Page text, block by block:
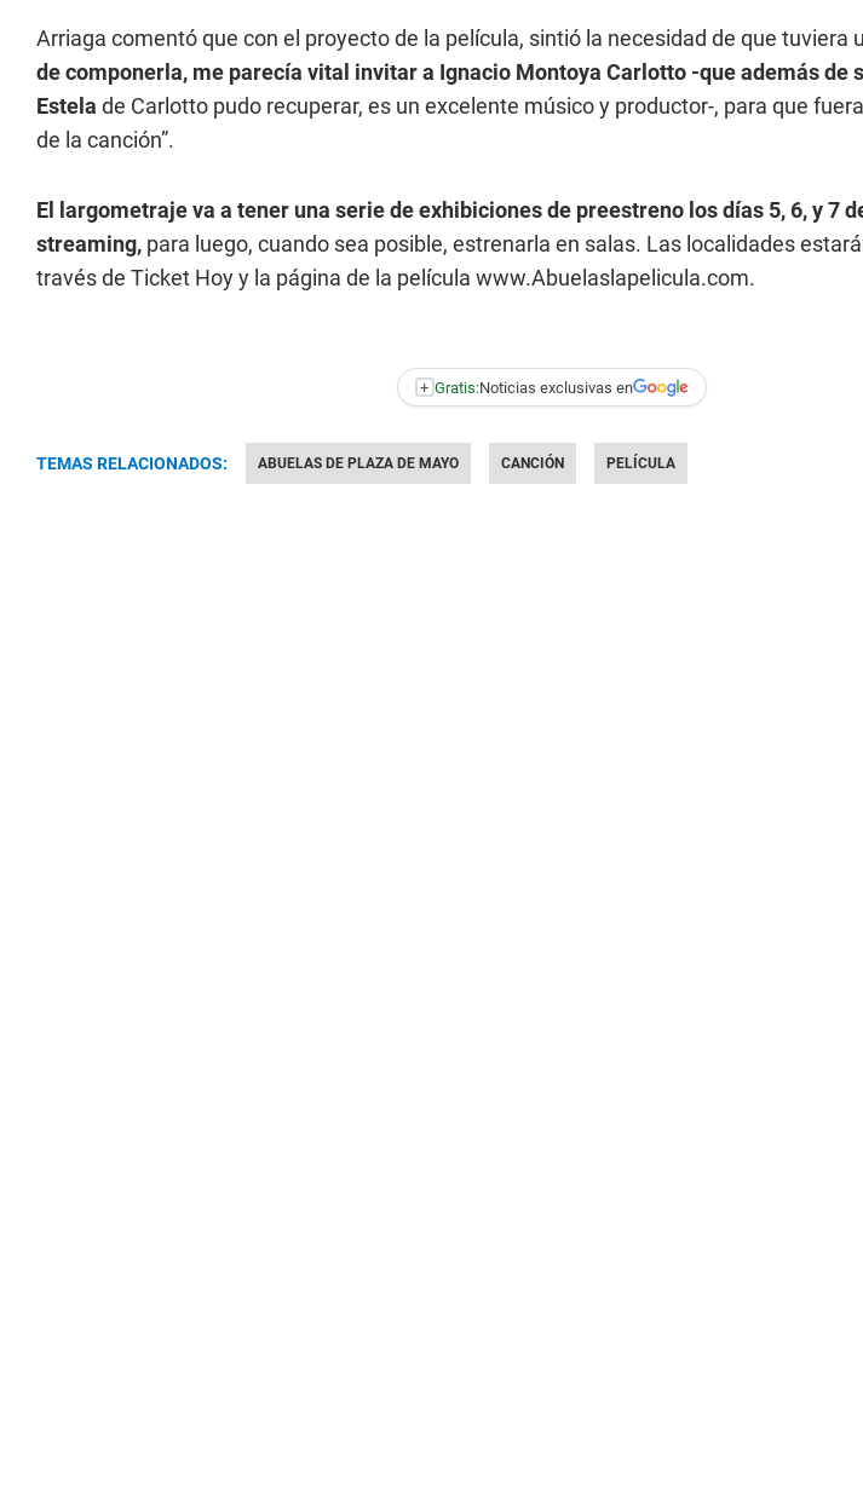
Arriaga comentó que con el proyecto de la película, sintió la necesidad de que tuviera
de componerla, me parecía vital invitar a Ignacio Montoya Carlotto -que además de
Estela de Carlotto pudo recuperar, es un excelente músico y productor-, para que
de la canción”.
El largometraje va a tener una serie de exhibiciones de preestreno los días 5, 6, y 7
streaming, para luego, cuando sea posible, estrenarla en salas. Las localidades
través de Ticket Hoy y la página de la película www.Abuelaslapelicula.com.
+ Gratis:Noticias exclusivas en
TEMAS RELACIONADOS: ABUELAS DE PLAZA DE MAYO CANCIÓN PELÍCULA